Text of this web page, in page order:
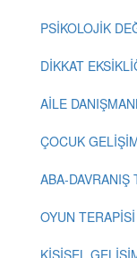
PSİKOLOJİK
DİKKAT
AİLE
ÇOCUK
ABA-DAVRANIŞ
OYUN TERAPİSİ
KİŞİSEL